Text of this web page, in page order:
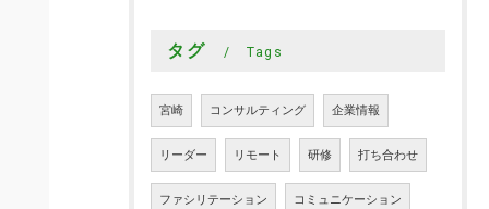
タグ Tags
宮崎 コンサルティング 企業情報
リーダー リモート 研修 打ち合わせ
ファシリテーション コミュニケーション